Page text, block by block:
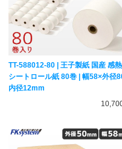
TT-588012-80 | 王子製紙 国産 感
シートロール紙 80巻 | 幅58×外径
内径12mm